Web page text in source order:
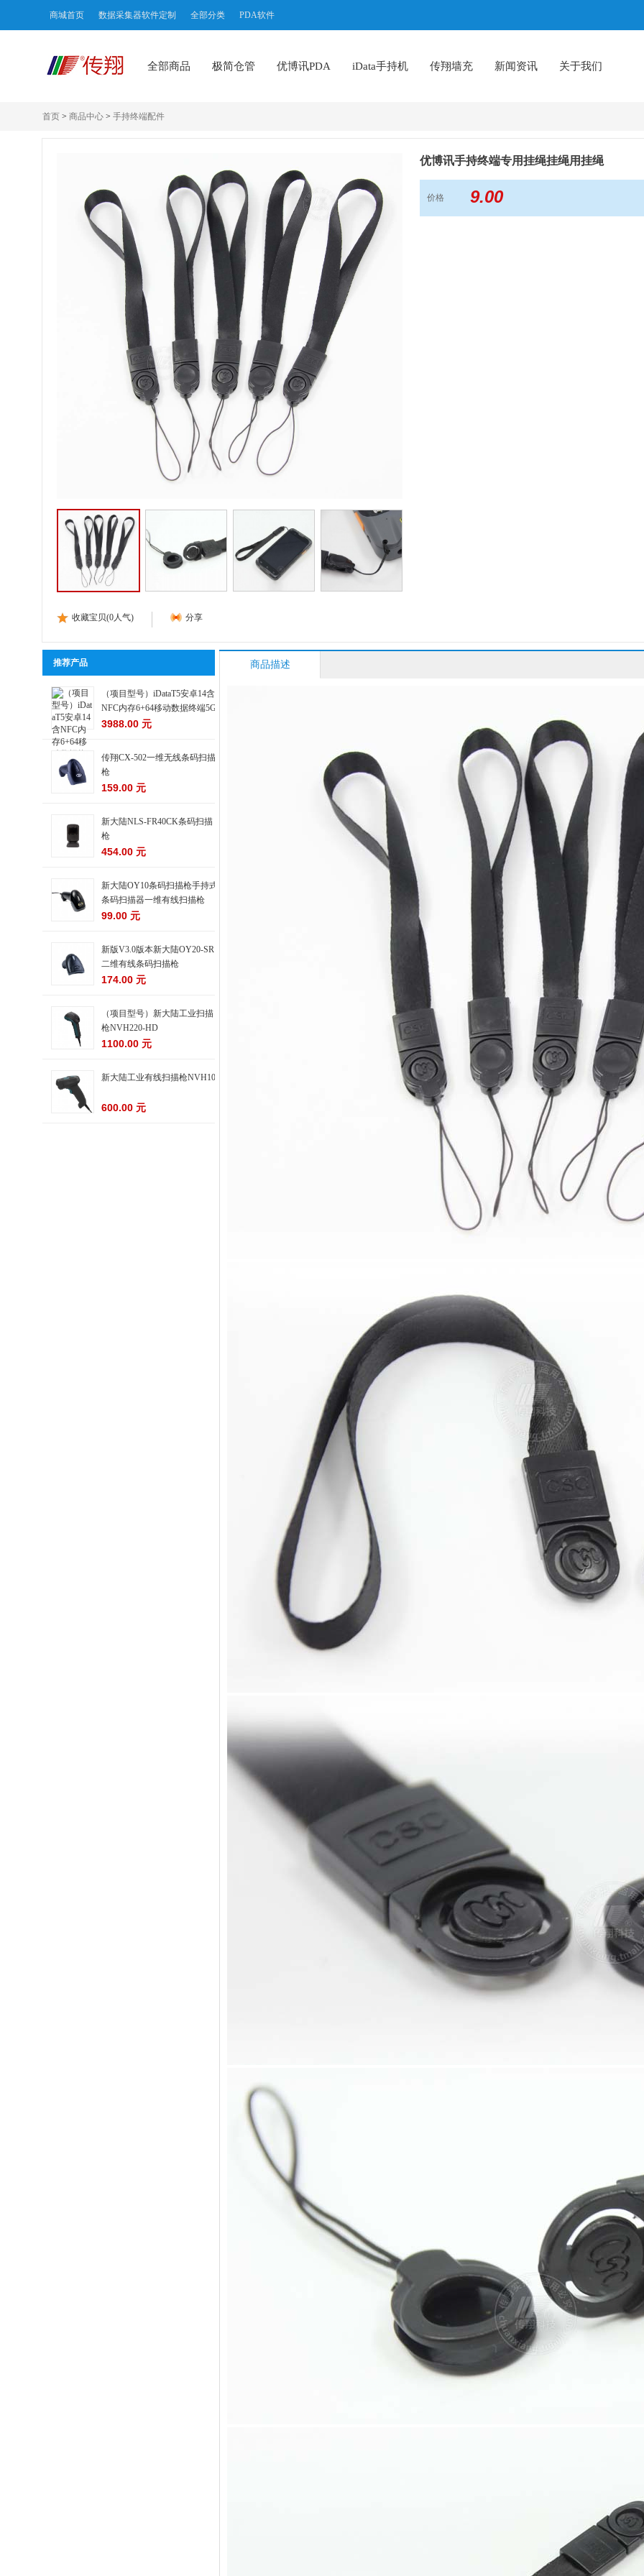
商城首页 数据采集器软件定制 全部分类 PDA软件
全部商品 极简仓管 优博讯PDA iData手持机 传翔墙充 新闻资讯 关于我们
首页 > 商品中心 > 手持终端配件
收藏宝贝(0人气) 分享
优博讯手持终端专用挂绳挂绳用挂绳
价格 9.00
推荐产品
（项目型号）iDataT5安卓14含
NFC内存6+64移动数据终端5G
3988.00 元
传翔CX-502一维无线条码扫描
枪
159.00 元
新大陆NLS-FR40CK条码扫描
枪
454.00 元
新大陆OY10条码扫描枪手持式
条码扫描器一维有线扫描枪
99.00 元
新版V3.0版本新大陆OY20-SR
二维有线条码扫描枪
174.00 元
（项目型号）新大陆工业扫描
枪NVH220-HD
1100.00 元
新大陆工业有线扫描枪NVH100
600.00 元
商品描述